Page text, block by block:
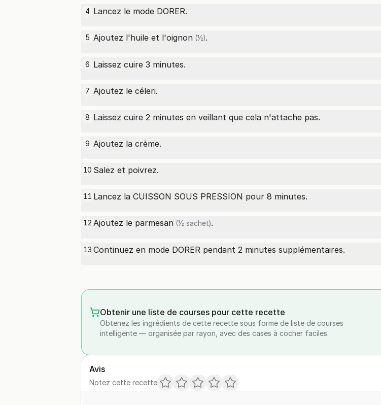
4 Lancez le mode DORER.
5 Ajoutez l'huile et l'oignon (½).
6 Laissez cuire 3 minutes.
7 Ajoutez le céleri.
8 Laissez cuire 2 minutes en veillant que cela n'attache pas.
9 Ajoutez la crème.
10 Salez et poivrez.
11 Lancez la CUISSON SOUS PRESSION pour 8 minutes.
12 Ajoutez le parmesan (½ sachet).
13 Continuez en mode DORER pendant 2 minutes supplémentaires.
Obtenir une liste de courses pour cette recette
Obtenez les ingrédients de cette recette sous forme de liste de courses
intelligente — organisée par rayon, avec des cases à cocher faciles.
Avis
Notez cette recette